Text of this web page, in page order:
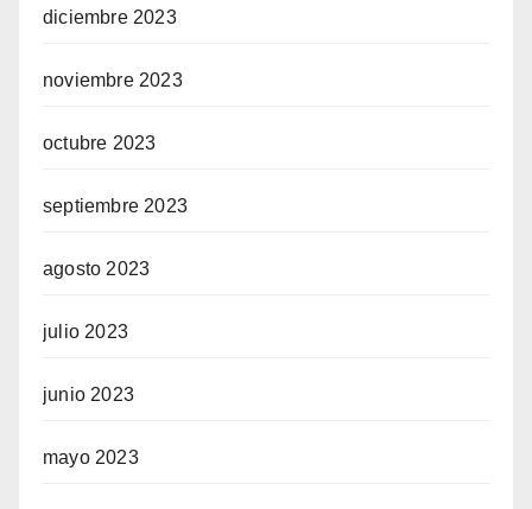
diciembre 2023
noviembre 2023
octubre 2023
septiembre 2023
agosto 2023
julio 2023
junio 2023
mayo 2023